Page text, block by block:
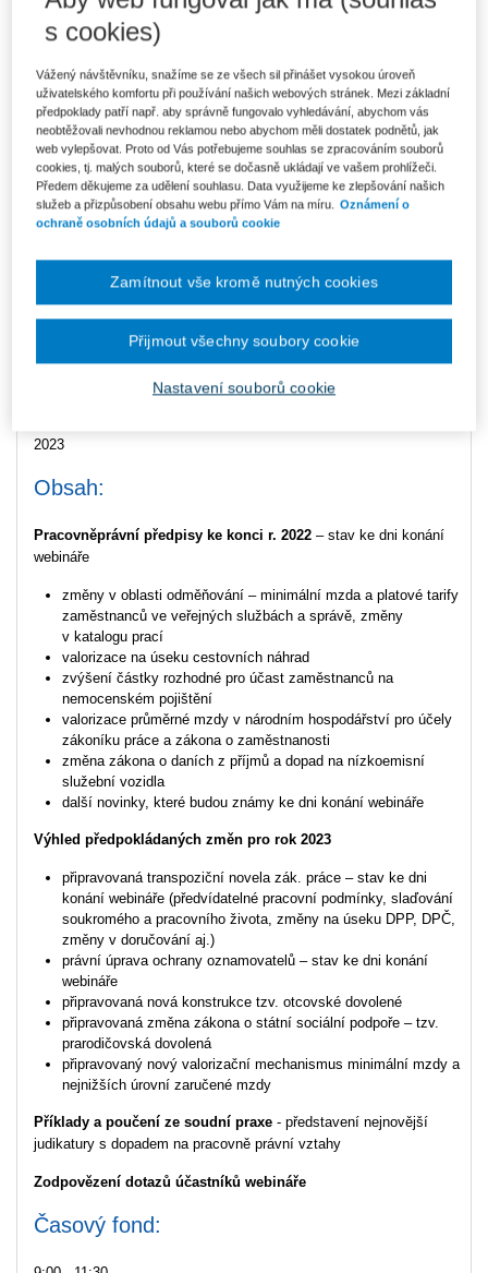
Typ akce
Typ produktu Školení
Datum 16.12.2022
Místo konání ONLINE - Microsoft Teams
Určeno pro:
právníky, odborové funkcionáře a další zájemce z řad odborné
veřejnosti
Cíl:
Seznámit účastníky s aktuální stavem pracovněprávních předpisů
2023
Obsah:
Pracovněprávní předpisy ke konci r. 2022 – stav ke dni konání
webináře
změny v oblasti odměňování – minimální mzda a platové tarify
zaměstnanců ve veřejných službách a správě, změny
v katalogu prací
valorizace na úseku cestovních náhrad
zvýšení částky rozhodné pro účast zaměstnanců na
nemocenském pojištění
valorizace průměrné mzdy v národním hospodářství pro účely
zákoníku práce a zákona o zaměstnanosti
změna zákona o daních z příjmů a dopad na nízkoemisní
služební vozidla
další novinky, které budou známy ke dni konání webináře
Výhled předpokládaných změn pro rok 2023
připravovaná transpoziční novela zák. práce – stav ke dni
konání webináře (předvídatelné pracovní podmínky, slaďování
soukromého a pracovního života, změny na úseku DPP, DPČ,
změny v doručování aj.)
právní úprava ochrany oznamovatelů – stav ke dni konání
webináře
připravovaná nová konstrukce tzv. otcovské dovolené
připravovaná změna zákona o státní sociální podpoře – tzv.
prarodičovská dovolená
připravovaný nový valorizační mechanismus minimální mzdy a
nejnižších úrovní zaručené mzdy
Příklady a poučení ze soudní praxe - představení nejnovější
judikatury s dopadem na pracovně právní vztahy
Zodpovězení dotazů účastníků webináře
Časový fond:
s cookies)
Vážený návštěvníku, snažíme se ze všech sil přinášet vysokou úroveň
uživatelského komfortu při používání našich webových stránek. Mezi základní
předpoklady patří např. aby správně fungovalo vyhledávání, abychom vás
neobtěžovali nevhodnou reklamou nebo abychom měli dostatek podnětů, jak
web vylepšovat. Proto od Vás potřebujeme souhlas se zpracováním souborů
cookies, tj. malých souborů, které se dočasně ukládají ve vašem prohlížeči.
Předem děkujeme za udělení souhlasu. Data využijeme ke zlepšování našich
služeb a přizpůsobení obsahu webu přímo Vám na míru. Oznámení o
ochraně osobních údajů a souborů cookie
Nastavení souborů cookie
Zamítnout vše kromě nutných cookies
Přijmout všechny soubory cookie